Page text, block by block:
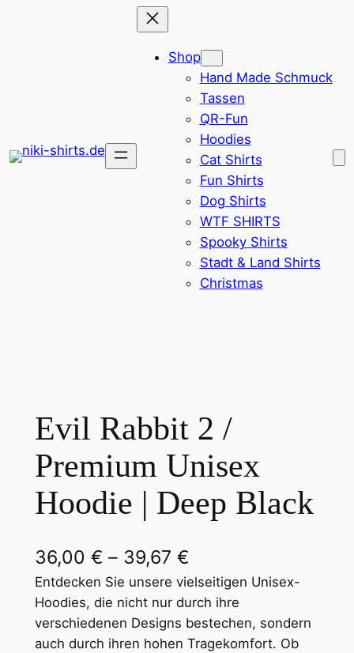
Shop
Hand Made Schmuck
Tassen
QR-Fun
Hoodies
Cat Shirts
Fun Shirts
Dog Shirts
WTF SHIRTS
Spooky Shirts
Stadt & Land Shirts
Christmas
Evil Rabbit 2 /
Premium Unisex
Hoodie | Deep Black
36,00 € – 39,67 €P
r
e
i
Entdecken Sie unsere vielseitigen Unisex-
Hoodies, die nicht nur durch ihre
verschiedenen Designs bestechen, sondern
auch durch ihren hohen Tragekomfort. Ob